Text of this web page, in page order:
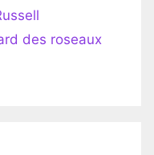
des roseaux